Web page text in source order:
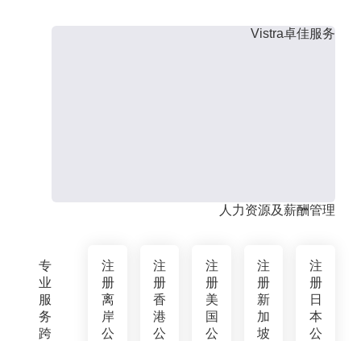
专
业
服
务
跨
Vistra卓佳服务
人力资源及薪酬管理
注
册
离
岸
公
注
册
香
港
公
注
册
美
国
公
注
册
新
加
坡
注
册
日
本
公